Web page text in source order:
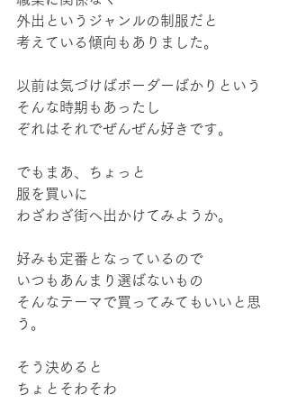
外出というジャンルの制服だと
考えている傾向もありました。
以前は気づけばボーダーばかりという
そんな時期もあったし
ぞれはそれでぜんぜん好きです。
でもまあ、ちょっと
服を買いに
わざわざ街へ出かけてみようか。
好みも定番となっているので
いつもあんまり選ばないもの
そんなテーマで買ってみてもいいと思
う。
そう決めると
ちょとそわそわ